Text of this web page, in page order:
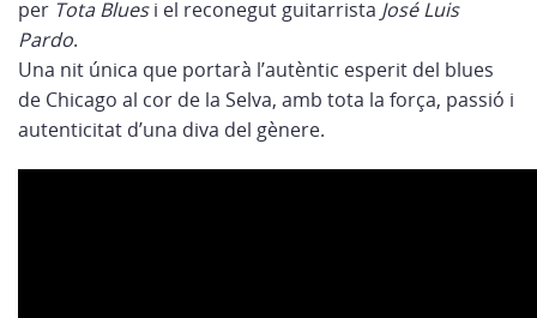
per Tota Bluesi el reconegut guitarrista José Luis
Pardo.
Una nit única que portarà l’autèntic esperit del blues
de Chicago al cor de la Selva, amb tota la força, passió i
autenticitat d’una diva del gènere.